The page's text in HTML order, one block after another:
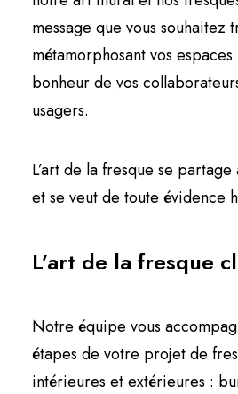
message que vous souhaitez
métamorphosant vos
bonheur de vos
usagers.
L’art de la fresque se
et se veut de toute évidence
L’art de la fresque
Notre équipe vous
étapes de votre projet de
intérieures et extérieures :